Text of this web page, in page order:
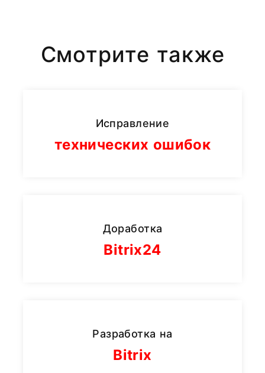
Смотрите также
Исправление
технических ошибок
Доработка
Bitrix24
Разработка на
Bitrix